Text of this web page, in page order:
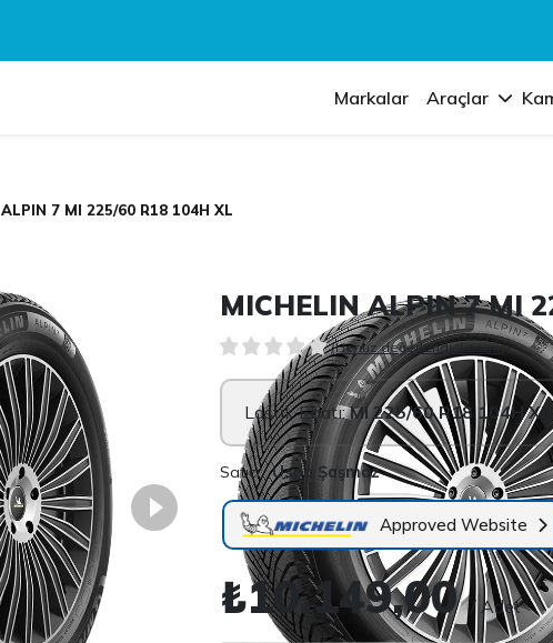
Markalar Araçlar
ALPIN 7 MI 225/60 R18 104H XL
MICHELIN ALPIN 7 MI
(Henüz değerlendirilmemiş)
Lastik Ebatı:MI 225/60 R18 104H XL
Satıcı: Uspa Şaşmaz
Approved Website
₺10.149,00/ Adet